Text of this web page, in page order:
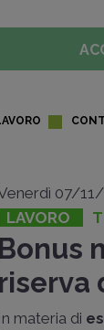
07/11/
LAVORO
Bonus
riserva
In materia di